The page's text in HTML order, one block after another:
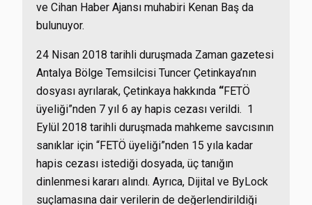
ve Cihan Haber Ajansı muhabiri Kenan Baş da
bulunuyor.
24 Nisan 2018 tarihli duruşmada Zaman gazetesi
Antalya Bölge Temsilcisi Tuncer Çetinkaya’nın
dosyası ayrılarak, Çetinkaya hakkında “FETÖ
üyeliği”nden 7 yıl 6 ay hapis cezası verildi. 1
Eylül 2018 tarihli duruşmada mahkeme savcısının
sanıklar için “FETÖ üyeliği”nden 15 yıla kadar
hapis cezası istediği dosyada, üç tanığın
dinlenmesi kararı alındı. Ayrıca, Dijital ve ByLock
suçlamasına dair verilerin de değerlendirildiği